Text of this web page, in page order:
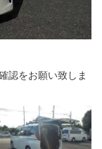
認をお願い致しま